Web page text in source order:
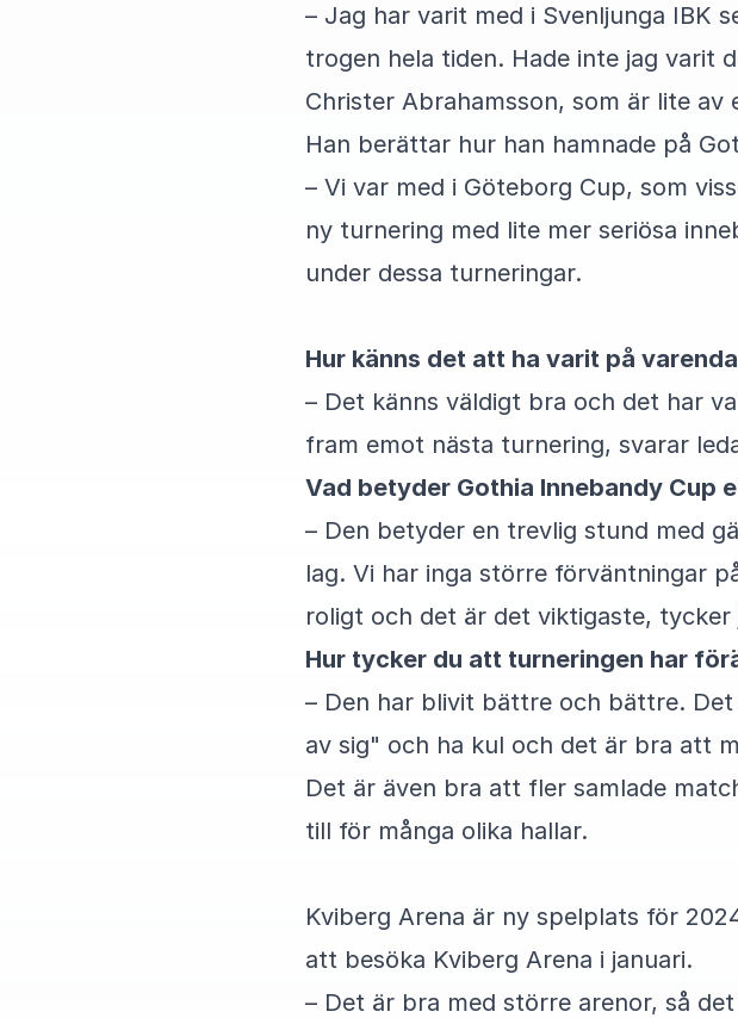
– Jag har varit med i Svenljunga IBK
trogen hela tiden. Hade inte jag varit
Christer Abrahamsson, som är lite av
Han berättar hur han hamnade på
– Vi var med i Göteborg Cup, som
ny turnering med lite mer seriösa
under dessa turneringar.
Hur känns det att ha varit på
– Det känns väldigt bra och det har
fram emot nästa turnering, svarar
Vad betyder Gothia Innebandy Cup
– Den betyder en trevlig stund med
lag. Vi har inga större förväntningar
roligt och det är det viktigaste, tycker
Hur tycker du att turneringen har
– Den har blivit bättre och bättre.
av sig" och ha kul och det är bra att
Det är även bra att fler samlade
till för många olika hallar.
Kviberg Arena är ny spelplats för
att besöka Kviberg Arena i januari.
– Det är bra med större arenor, så